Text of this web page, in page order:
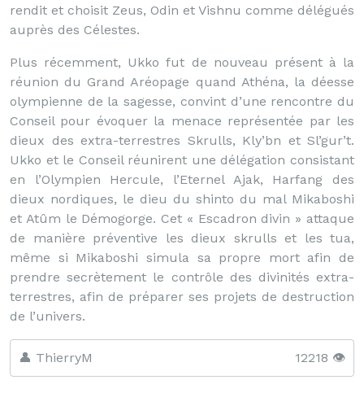
rendit et choisit Zeus, Odin et Vishnu comme délégués
auprès des Célestes.
Plus récemment, Ukko fut de nouveau présent à la
réunion du Grand Aréopage quand Athéna, la déesse
olympienne de la sagesse, convint d’une rencontre du
Conseil pour évoquer la menace représentée par les
dieux des extra-terrestres Skrulls, Kly’bn et Sl’gur’t.
Ukko et le Conseil réunirent une délégation consistant
en l’Olympien Hercule, l’Eternel Ajak, Harfang des
dieux nordiques, le dieu du shinto du mal Mikaboshi
et Atûm le Démogorge. Cet « Escadron divin » attaque
de manière préventive les dieux skrulls et les tua,
même si Mikaboshi simula sa propre mort afin de
prendre secrètement le contrôle des divinités extra-
terrestres, afin de préparer ses projets de destruction
de l’univers.
👤 ThierryM 12218 👁️